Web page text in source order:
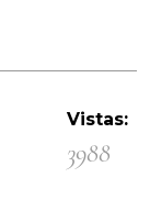
Vistas:
3988